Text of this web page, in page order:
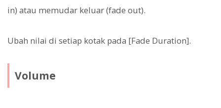
in) atau memudar keluar (fade out).
Ubah nilai di setiap kotak pada [Fade Duration].
Volume